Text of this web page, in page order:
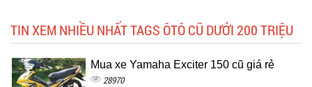
TIN XEM NHIỀU NHẤT TAGS ÔTÔ CŨ DƯỚI 200 TRIỆU
Mua xe Yamaha Exciter 150 cũ giá rẻ
28970